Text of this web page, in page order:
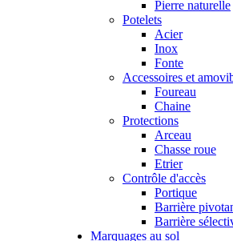
Pierre naturelle
Potelets
Acier
Inox
Fonte
Accessoires et
Foureau
Chaine
Protections
Arceau
Chasse roue
Etrier
Contrôle d'accès
Portique
Barrière
Barrière
Marquages au sol